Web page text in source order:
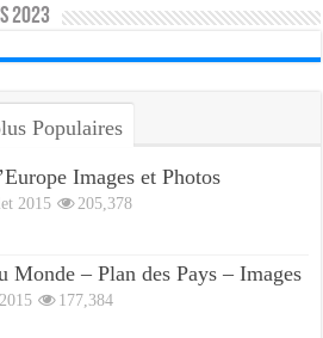
2023
Populaires
Images et Photos
2015 205,378
Monde – Plan des Pays – Images
177,384